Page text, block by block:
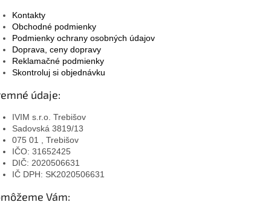
Kontakty
Obchodné podmienky
Podmienky ochrany osobných údajov
Doprava, ceny dopravy
Reklamačné podmienky
Skontroluj si objednávku
údaje:
IVIM s.r.o. Trebišov
Sadovská 3819/13
075 01 , Trebišov
IČO: 31652425
DIČ: 2020506631
IČ DPH: SK2020506631
Vám: